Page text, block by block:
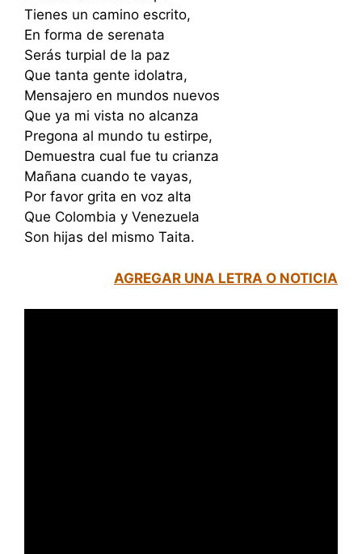
Tienes un camino escrito,
En forma de serenata
Serás turpial de la paz
Que tanta gente idolatra,
Mensajero en mundos nuevos
Que ya mi vista no alcanza
Pregona al mundo tu estirpe,
Demuestra cual fue tu crianza
Mañana cuando te vayas,
Por favor grita en voz alta
Que Colombia y Venezuela
Son hijas del mismo Taita.
AGREGAR UNA LETRA O NOTICIA